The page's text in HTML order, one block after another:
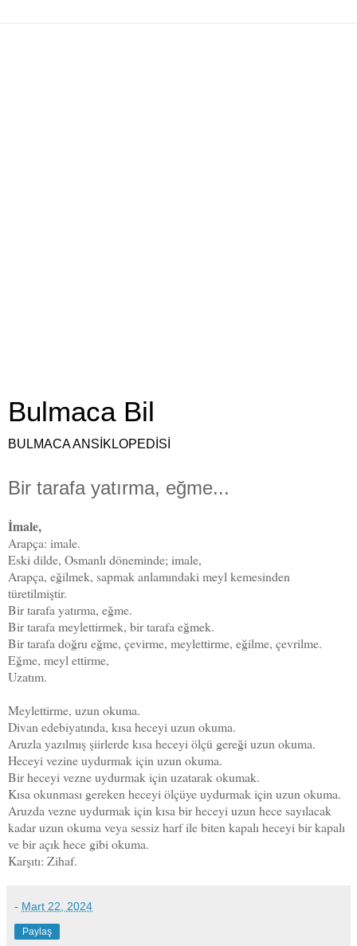
Bulmaca Bil
BULMACA ANSİKLOPEDİSİ
Bir tarafa yatırma, eğme...
İmale,
Arapça: imale.
Eski dilde, Osmanlı döneminde; imale,
Arapça, eğilmek, sapmak anlamındaki meyl kemesinden
türetilmiştir.
Bir tarafa yatırma, eğme.
Bir tarafa meylettirmek, bir tarafa eğmek.
Bir tarafa doğru eğme, çevirme, meylettirme, eğilme, çevrilme.
Eğme, meyl ettirme,
Uzatım.
Meylettirme, uzun okuma.
Divan edebiyatında, kısa heceyi uzun okuma.
Aruzla yazılmış şiirlerde kısa heceyi ölçü gereği uzun okuma.
Heceyi vezine uydurmak için uzun okuma.
Bir heceyi vezne uydurmak için uzatarak okumak.
Kısa okunması gereken heceyi ölçüye uydurmak için uzun okuma.
Aruzda vezne uydurmak için kısa bir heceyi uzun hece sayılacak
kadar uzun okuma veya sessiz harf ile biten kapalı heceyi bir kapalı
ve bir açık hece gibi okuma.
Karşıtı: Zihaf.
- Mart 22, 2024
Paylaş